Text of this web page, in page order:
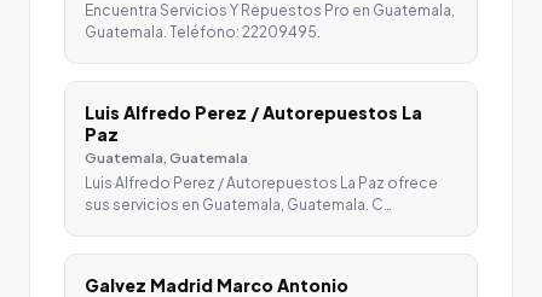
Encuentra Servicios Y Repuestos Pro en Guatemala,
Guatemala. Teléfono: 22209495.
Luis Alfredo Perez / Autorepuestos La
Paz
Guatemala, Guatemala
Luis Alfredo Perez / Autorepuestos La Paz ofrece
sus servicios en Guatemala, Guatemala. C…
Galvez Madrid Marco Antonio